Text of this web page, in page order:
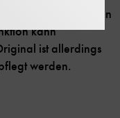
geben den
kann
ist allerdings
werden.